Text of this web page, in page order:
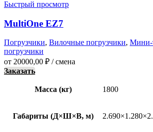
Быстрый просмотр
MultiOne EZ7
Погрузчики, Вилочные погрузчики, Мини-
погрузчики
от 20000,00 ₽ / смена
Заказать
Масса (кг) 1800
Габариты (Д×Ш×В, м)